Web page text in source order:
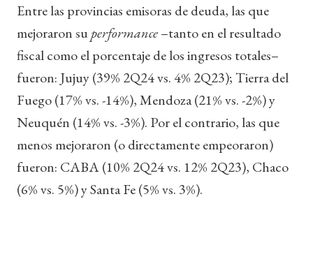
Entre las provincias emisoras de deuda, las que
mejoraron superformance–tanto en el resultado
fiscal como el porcentaje de los ingresos totales–
fueron: Jujuy (39% 2Q24 vs. 4% 2Q23); Tierra del
Fuego (17% vs. -14%), Mendoza (21% vs. -2%) y
Neuquén (14% vs. -3%). Por el contrario, las que
menos mejoraron (o directamente empeoraron)
fueron: CABA (10% 2Q24 vs. 12% 2Q23), Chaco
(6% vs. 5%) y Santa Fe (5% vs. 3%).